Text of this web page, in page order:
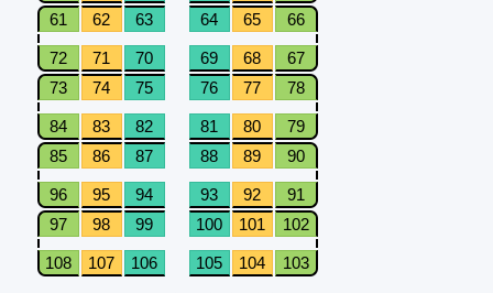
61
62 63 64 65 66
72 71 70 69 68
67
73
74 75 76 77 78
84 83 82 81 80
79
85
86 87 88 89 90
96 95 94 93 92
91
97
98 99 100 101 102
108 107 106 105 104 103